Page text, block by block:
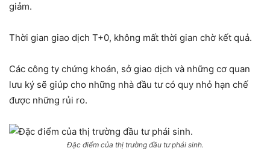
giảm.
Thời gian giao dịch T+0, không mất thời gian chờ kết quả.
Các công ty chứng khoán, sở giao dịch và những cơ quan
lưu ký sẽ giúp cho những nhà đầu tư có quy nhỏ hạn chế
được những rủi ro.
Đặc điểm của thị trường đầu tư phái sinh.